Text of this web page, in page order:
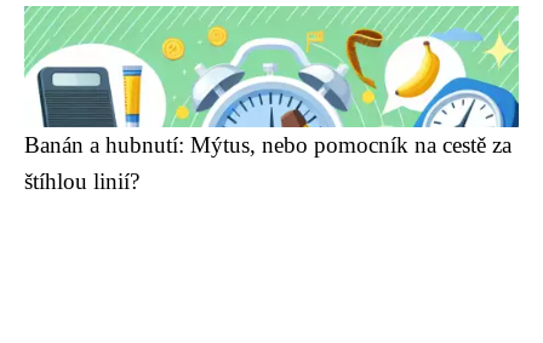
Banán a hubnutí: Mýtus, nebo pomocník na cestě za
štíhlou linií?